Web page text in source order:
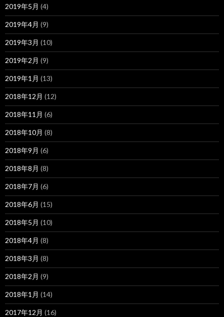
2019年5月 (4)
2019年4月 (9)
2019年3月 (10)
2019年2月 (9)
2019年1月 (13)
2018年12月 (12)
2018年11月 (6)
2018年10月 (8)
2018年9月 (6)
2018年8月 (8)
2018年7月 (6)
2018年6月 (15)
2018年5月 (10)
2018年4月 (8)
2018年3月 (8)
2018年2月 (9)
2018年1月 (14)
2017年12月 (16)